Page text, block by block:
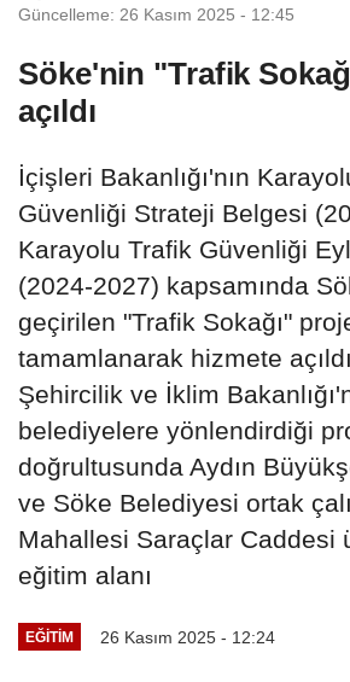
Güncelleme: 26 Kasım 2025 - 12:45
Söke'nin "Trafik
açıldı
İçişleri Bakanlığı'nın
Güvenliği Strateji Belgesi
Karayolu Trafik Güvenliği
(2024-2027) kapsamında
geçirilen "Trafik Sokağı"
tamamlanarak hizmete
Şehircilik ve İklim
belediyelere yönlendirdiği
doğrultusunda Aydın
ve Söke Belediyesi ortak
Mahallesi Saraçlar Caddesi
eğitim alanı
EĞITIM 26 Kasım 2025 - 12:24